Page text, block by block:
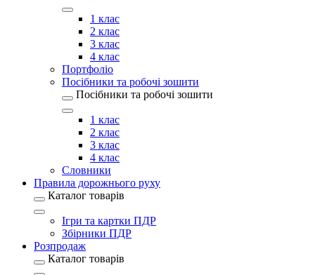
1 клас
2 клас
3 клас
4 клас
Портфоліо
Посібники та робочі зошити
Посібники та робочі зошити
1 клас
2 клас
3 клас
4 клас
Словники
Правила дорожнього руху
Каталог товарів
Ігри та картки ПДР
Збірники ПДР
Розпродаж
Каталог товарів